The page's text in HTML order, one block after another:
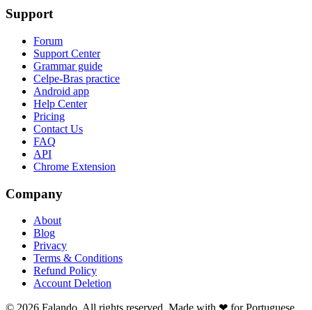
Support
Forum
Support Center
Grammar guide
Celpe-Bras practice
Android app
Help Center
Pricing
Contact Us
FAQ
API
Chrome Extension
Company
About
Blog
Privacy
Terms & Conditions
Refund Policy
Account Deletion